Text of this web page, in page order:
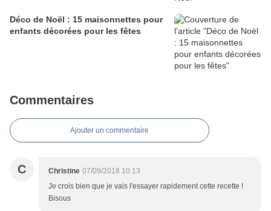
Déco de Noël : 15 maisonnettes pour
enfants décorées pour les fêtes
Commentaires
Ajouter un commentaire
C Christine 07/09/2018 10:13
Je crois bien que je vais l'essayer rapidement cette recette !
Bisous